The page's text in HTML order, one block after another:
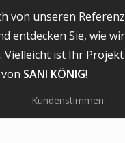
von unseren
entdecken Sie, wie
Vielleicht ist Ihr
SANI KÖNIG!
Kundenstimmen: